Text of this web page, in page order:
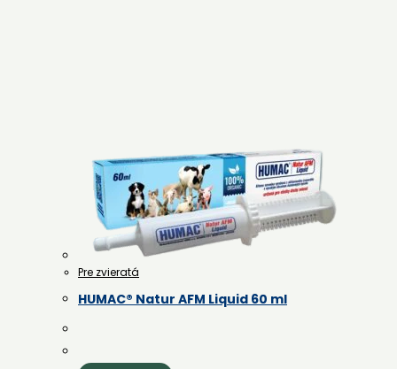
Pre zvieratá
HUMAC® Natur AFM Liquid 60 ml